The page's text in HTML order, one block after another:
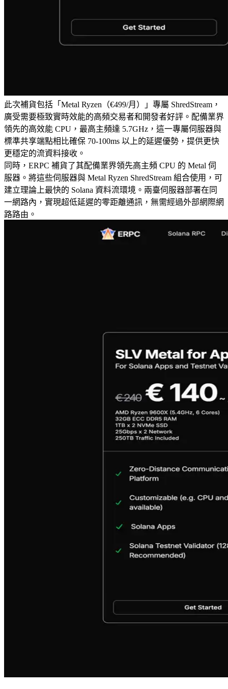
此次補貨包括「Metal Ryzen（€499/月）」專屬 ShredStream，
廣受需要極致實時效能的高頻交易者和開發者好評。配備業界
領先的高效能 CPU，最高主頻達 5.7GHz，這一專屬伺服器與
標準共享端點相比確保 70-100ms 以上的延遲優勢，提供更快
更穩定的流資料接收。
同時，ERPC 補貨了其配備業界領先高主頻 CPU 的 Metal 伺
服器。將這些伺服器與 Metal Ryzen ShredStream 組合使用，可
建立理論上最快的 Solana 資料流環境。兩臺伺服器部署在同
一網路內，實現超低延遲的零距離通訊，無需經過外部網際網
路路由。